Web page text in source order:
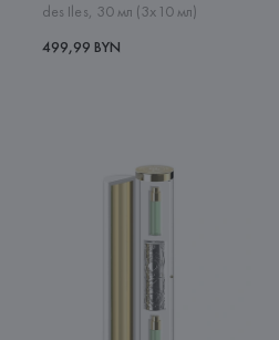
des Iles, 30 мл (3x10 мл)
499,99 BYN